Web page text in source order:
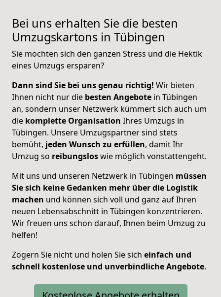
Bei uns erhalten Sie die besten
Umzugskartons in Tübingen
Sie möchten sich den ganzen Stress und die Hektik
eines Umzugs ersparen?
Dann sind Sie bei uns genau richtig! Wir bieten
Ihnen nicht nur die besten Angebote in Tübingen
an, sondern unser Netzwerk kümmert sich auch um
die komplette Organisation Ihres Umzugs in
Tübingen. Unsere Umzugspartner sind stets
bemüht, jeden Wunsch zu erfüllen, damit Ihr
Umzug so reibungsloswie möglich vonstattengeht.
Mit uns und unseren Netzwerk in Tübingen müssen
Sie sich keine Gedanken mehr über die Logistik
machen und können sich voll und ganz auf Ihren
neuen Lebensabschnitt in Tübingen konzentrieren.
Wir freuen uns schon darauf, Ihnen beim Umzug zu
helfen!
Zögern Sie nicht und holen Sie sich einfach und
schnell kostenlose und unverbindliche Angebote.